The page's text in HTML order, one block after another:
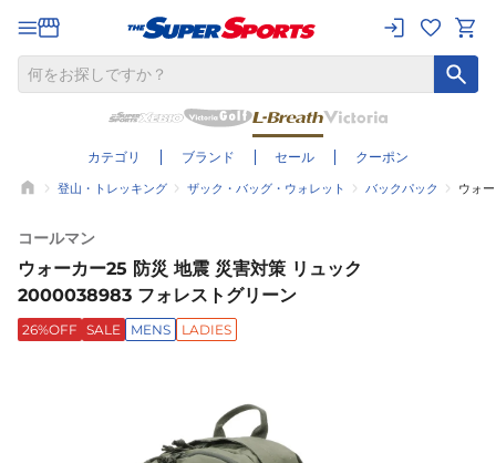
カテゴリ ブランド セール クーポン
登山・トレッキング ザック・バッグ・ウォレット バックパック ウォ
コールマン
ウォーカー25 防災 地震 災害対策 リュック
2000038983 フォレストグリーン
26%OFF SALE MENS LADIES